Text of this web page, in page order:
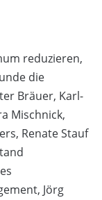
reduzieren,
die
Bräuer, Karl-
Mischnick,
Renate Stauf
Jörg